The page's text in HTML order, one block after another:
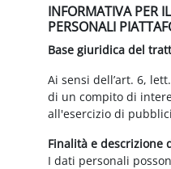
INFORMATIVA PER
PERSONALI
Base giuridica del
Ai sensi dell’art. 6,
di un compito di
all'esercizio di
Finalità e descrizione
I dati personali